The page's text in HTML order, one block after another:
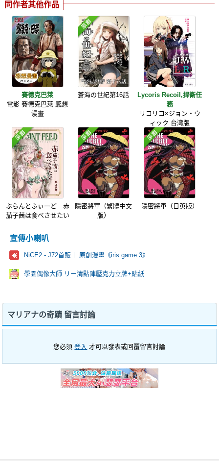
同作者其他作品
賽德克巴萊
電影 賽德克巴萊 感想
漫畫
蒼海の世紀第16話
Lycoris Recoil,捍衛任
務
リコリコ×ジョン・ウ
ィック 台湾版
ぷらんとふぃーど 赤
茄子茜は食べさせたい
隱密將軍（繁體中文
版）
隱密將軍（日英版）
宣傳小喇叭
NiCE2 - J72首販｜ 原創漫畫《iris game 3》
學園偶像大師 リー清點陣壓克力立牌+貼紙
マリアナの奇蹟 留言討論
您必須登入 才可以發表或回覆留言討論